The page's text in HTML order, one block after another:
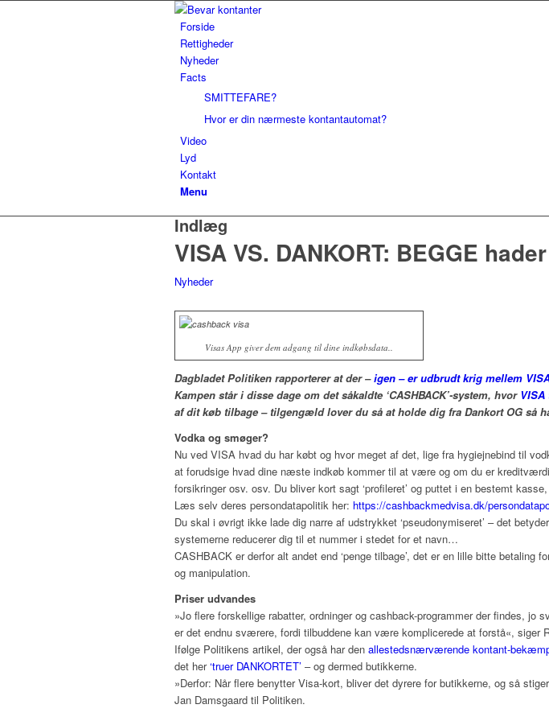
Forside
Rettigheder
Nyheder
Facts
SMITTEFARE?
Hvor er din nærmeste kontantautomat?
Video
Lyd
Kontakt
Menu
Indlæg
VISA VS. DANKORT: BEGGE
Nyheder
Visas App giver dem adgang til dine indkøbsdata..
Dagbladet Politiken rapporterer at der –igen – er udbrudt krig mellem
Kampen står i disse dage om det såkaldte ‘CASHBACK’-system, hvor VISA
af dit køb tilbage – tilgengæld lover du så at holde dig fra Dankort OG så
Vodka og smøger?
Nu ved VISA hvad du har købt og hvor meget af det, lige fra hygiejnebind til
at forudsige hvad dine næste indkøb kommer til at være og om du er
forsikringer osv. osv. Du bliver kort sagt ‘profileret’ og puttet i en bestemt
Læs selv deres persondatapolitik her: https://cashbackmedvisa.dk/
Du skal i øvrigt ikke lade dig narre af udstrykket ‘pseudonymiseret’ – det
systemerne reducerer dig til et nummer i stedet for et navn…
CASHBACK er derfor alt andet end ‘penge tilbage’, det er en lille bitte
og manipulation.
Priser udvandes
»Jo flere forskellige rabatter, ordninger og cashback-programmer der findes,
er det endnu sværere, fordi tilbuddene kan være komplicerede at forstå«, siger
Ifølge Politikens artikel, der også har den allestedsnærværende kontant-
det her‘truer DANKORTET’ – og dermed butikkerne.
»Derfor: Når flere benytter Visa-kort, bliver det dyrere for butikkerne, og så
Jan Damsgaard til Politiken.